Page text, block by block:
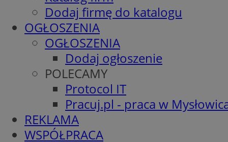
Dodaj firmę do katalogu
OGŁOSZENIA
OGŁOSZENIA
Dodaj ogłoszenie
POLECAMY
Protocol IT
Pracuj.pl - praca w
REKLAMA
WSPÓŁPRACA